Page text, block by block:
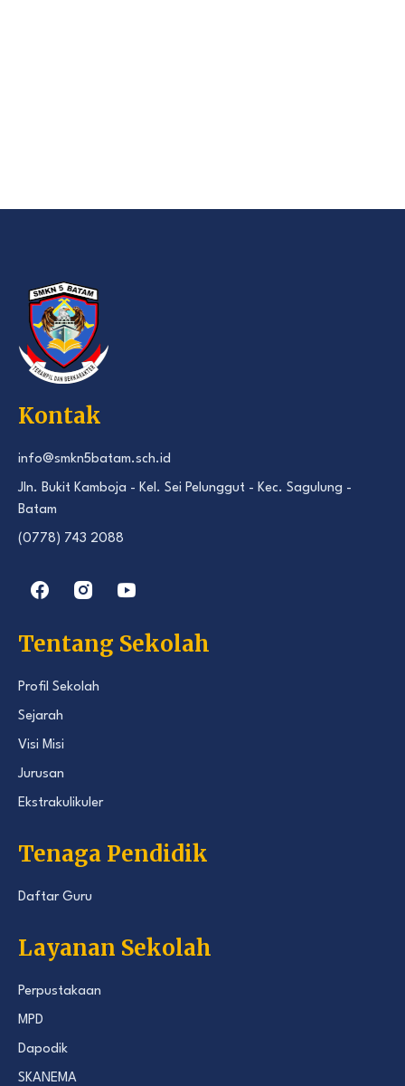
Kontak
info@smkn5batam.sch.id
Jln. Bukit Kamboja - Kel. Sei Pelunggut - Kec. Sagulung -
Batam
(0778) 743 2088
Tentang Sekolah
Profil Sekolah
Sejarah
Visi Misi
Jurusan
Ekstrakulikuler
Tenaga Pendidik
Daftar Guru
Layanan Sekolah
Perpustakaan
MPD
Dapodik
SKANEMA